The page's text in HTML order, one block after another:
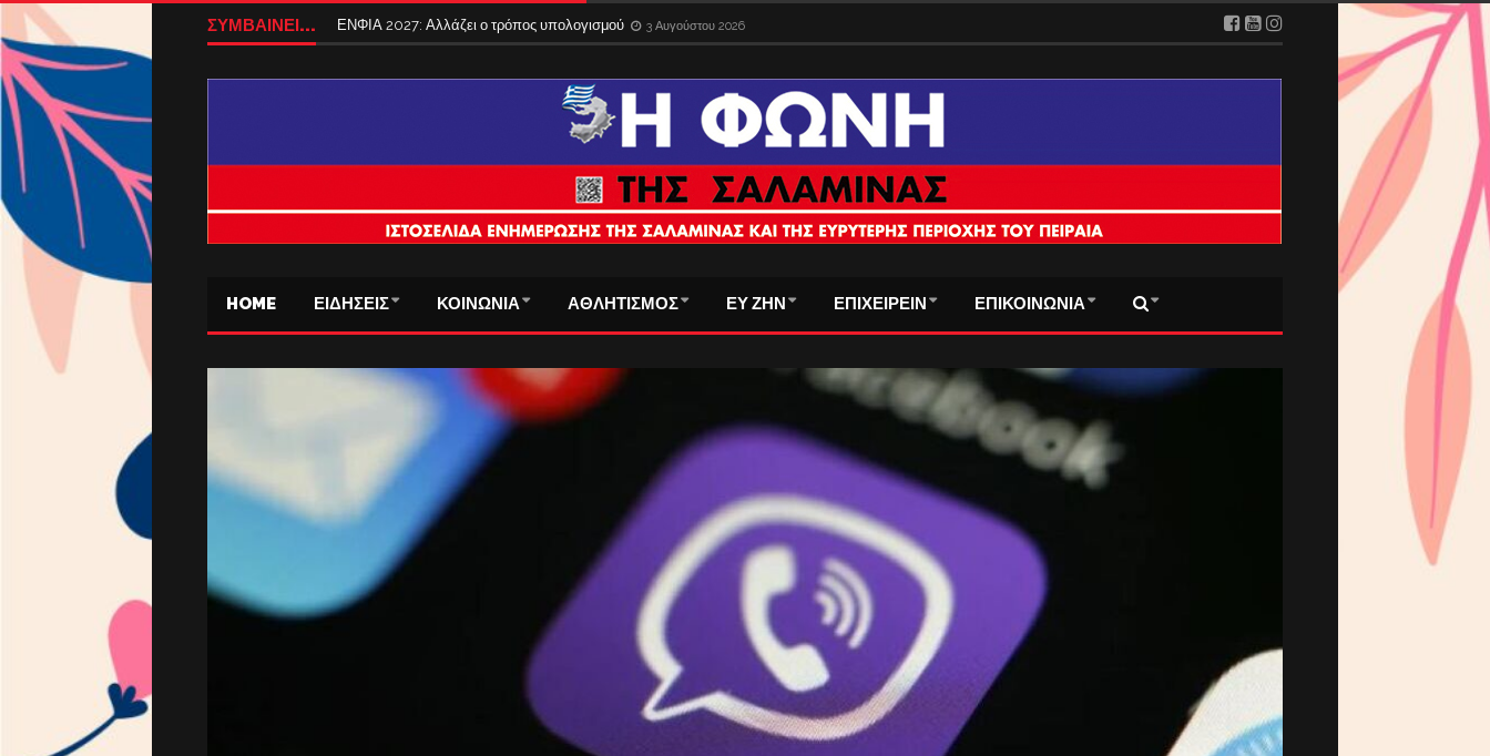
ΣΥΜΒΑΙΝΕΙ... ΕΝΦΙΑ 2027: Αλλάζει ο τρόπος υπολογισμού 3 Αυγούστου 2026
HOME ΕΙΔΗΣΕΙΣ ΚΟΙΝΩΝΙΑ ΑΘΛΗΤΙΣΜΟΣ ΕΥ ΖΗΝ ΕΠΙΧΕΙΡΕΙΝ ΕΠΙΚΟΙΝΩΝΙΑ